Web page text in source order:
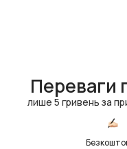
Переваги
лише 5 гривень за